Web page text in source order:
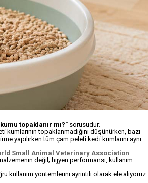
topaklanır mı?" sorusudur.
topaklanmadığını düşünürken, bazı
yapılırken tüm çam peleti kedi kumlarını aynı
Small Animal Veterinary Association
değil; hijyen performansı, kullanım
kullanım yöntemlerini ayrıntılı olarak ele alıyoruz.